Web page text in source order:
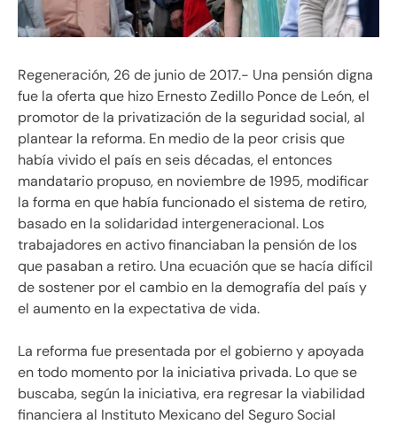
Regeneración, 26 de junio de 2017.- Una pensión digna
fue la oferta que hizo Ernesto Zedillo Ponce de León, el
promotor de la privatización de la seguridad social, al
plantear la reforma. En medio de la peor crisis que
había vivido el país en seis décadas, el entonces
mandatario propuso, en noviembre de 1995, modificar
la forma en que había funcionado el sistema de retiro,
basado en la solidaridad intergeneracional. Los
trabajadores en activo financiaban la pensión de los
que pasaban a retiro. Una ecuación que se hacía difícil
de sostener por el cambio en la demografía del país y
el aumento en la expectativa de vida.
La reforma fue presentada por el gobierno y apoyada
en todo momento por la iniciativa privada. Lo que se
buscaba, según la iniciativa, era regresar la viabilidad
financiera al Instituto Mexicano del Seguro Social